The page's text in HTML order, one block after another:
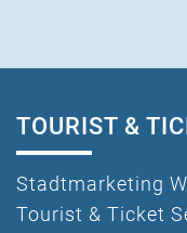
TOURIST &
Stadtmarketing
Tourist & Ticket